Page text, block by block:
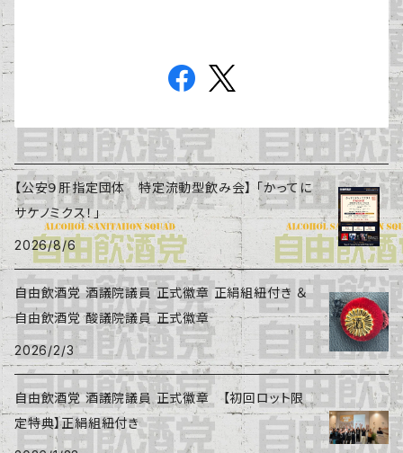
【公安９肝指定団体 特定流動型飲み会】 「かってに
サケノミクス！」
2026/8/6
自由飲酒党 酒議院議員 正式徽章 正絹組紐付き ＆
自由飲酒党 酸議院議員 正式徽章
2026/2/3
自由飲酒党 酒議院議員 正式徽章 【初回ロット限
定特典】正絹組紐付き